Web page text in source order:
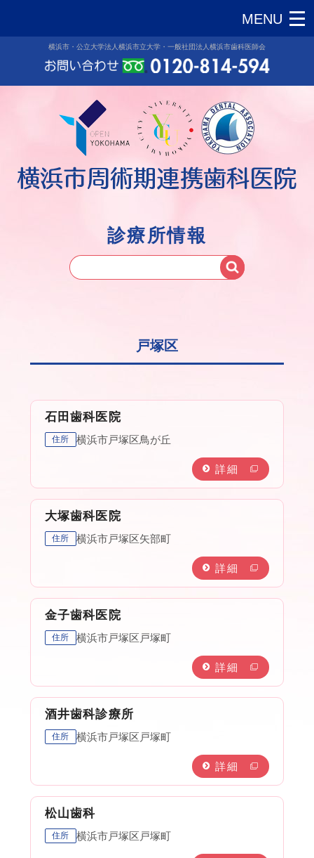
横浜市・公立大学法人横浜市立大学・一般社団法人横浜市歯科医師会
診療所情報
戸塚区
石田歯科医院
住所 横浜市戸塚区鳥が丘
詳細
大塚歯科医院
住所 横浜市戸塚区矢部町
詳細
金子歯科医院
住所 横浜市戸塚区戸塚町
詳細
酒井歯科診療所
住所 横浜市戸塚区戸塚町
詳細
松山歯科
住所 横浜市戸塚区戸塚町